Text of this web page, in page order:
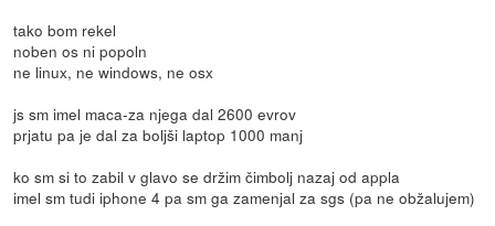
tako bom rekel
noben os ni popoln
ne linux, ne windows, ne osx
js sm imel maca-za njega dal 2600 evrov
prjatu pa je dal za boljši laptop 1000 manj
ko sm si to zabil v glavo se držim čimbolj nazaj od appla
imel sm tudi iphone 4 pa sm ga zamenjal za sgs (pa ne obžalujem)